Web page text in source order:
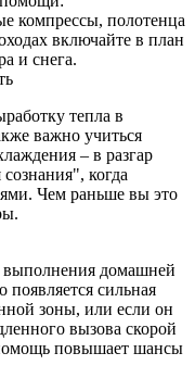
компрессы, полотенца
включайте в план
и снега.
тепла в
важно учиться
– в разгар
когда
Чем раньше вы это
домашней
сильная
зоны, или если он
вызова скорой
повышает шансы